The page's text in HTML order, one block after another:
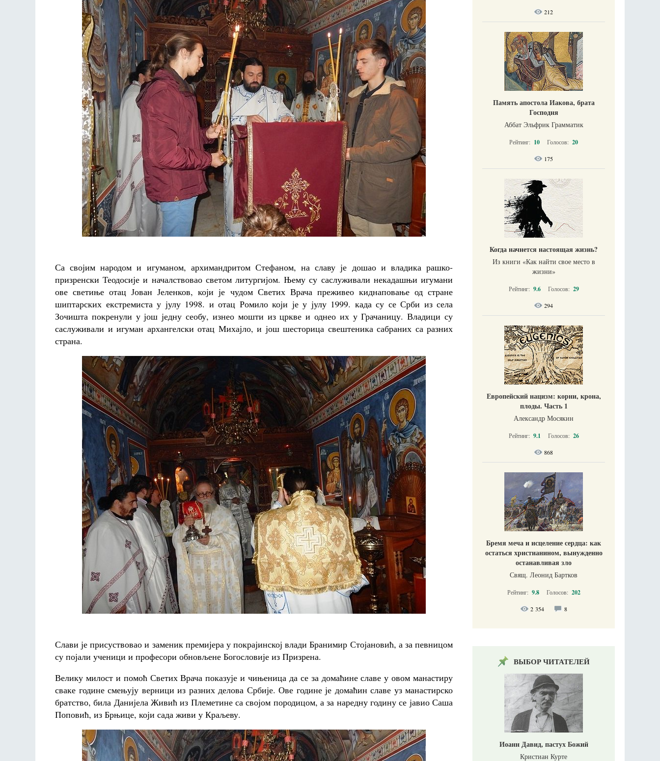
Са својим народом и игуманом, архимандритом Стефаном, на славу је дошао и владика рашко-
призренски Теодосије и началствовао светом литургијом. Њему су саслуживали некадашњи игумани
ове светиње отац Јован Јеленков, који је чудом Светих Врача преживео киднаповање од стране
шиптарских екстремиста у јулу 1998. и отац Ромило који је у јулу 1999. када су се Срби из села
Зочишта покренули у још једну сеобу, изнео мошти из цркве и однео их у Грачаницу. Владици су
саслуживали и игуман архангелски отац Михајло, и још шесторица свештеника сабраних са разних
страна.
Слави је присуствовао и заменик премијера у покрајинској влади Бранимир Стојановић, а за певницом
су појали ученици и професори обновљене Богословије из Призрена.
Велику милост и помоћ Светих Врача показује и чињеница да се за домаћине славе у овом манастиру
сваке године смењују верници из разних делова Србије. Ове године је домаћин славе уз манастирско
братство, била Данијела Живић из Племетине са својом породицом, а за наредну годину се јавио Саша
Поповић, из Брњице, који сада живи у Краљеву.
212
Память апостола Иакова, брата
Господня
Аббат Эльфрик Грамматик
Рейтинг: 10 Голосов: 20
175
Когда начнется настоящая жизнь?
Из книги «Как найти свое место в
жизни​»
Рейтинг: 9.6 Голосов: 29
294
Европейский нацизм: корни, крона,
плоды. Часть 1
Александр Мосякин
Рейтинг: 9.1 Голосов: 26
868
Бремя меча и исцеление сердца: как
остаться христианином, вынужденно
останавливая зло
Свящ. Леонид Бартков
Рейтинг: 9.8 Голосов: 202
2 354 8
ВЫБОР ЧИТАТЕЛЕЙ
Иоанн Давид, пастух Божий
Кристиан Курте